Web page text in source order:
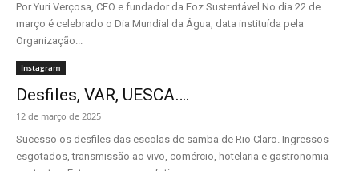
Por Yuri Verçosa, CEO e fundador da Foz Sustentável No dia 22 de
março é celebrado o Dia Mundial da Água, data instituída pela
Organização...
Instagram
Desfiles, VAR, UESCA….
12 de março de 2025
Sucesso os desfiles das escolas de samba de Rio Claro. Ingressos
esgotados, transmissão ao vivo, comércio, hotelaria e gastronomia